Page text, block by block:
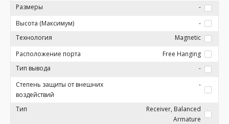
Размеры
-
Высота (Максимум)
-
Технология
Magnetic
Расположение порта
Free Hanging
Тип вывода
-
Степень защиты от внешних
воздействий
-
Тип
Receiver, Balanced
Armature